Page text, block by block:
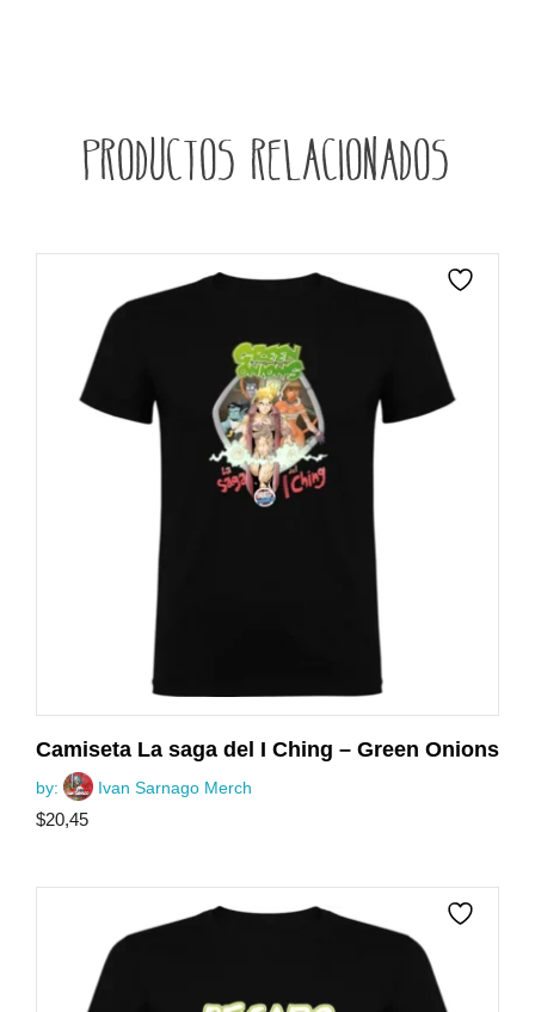
Productos relacionados
Camiseta La saga del I Ching – Green Onions
by: Ivan Sarnago Merch
$20,45